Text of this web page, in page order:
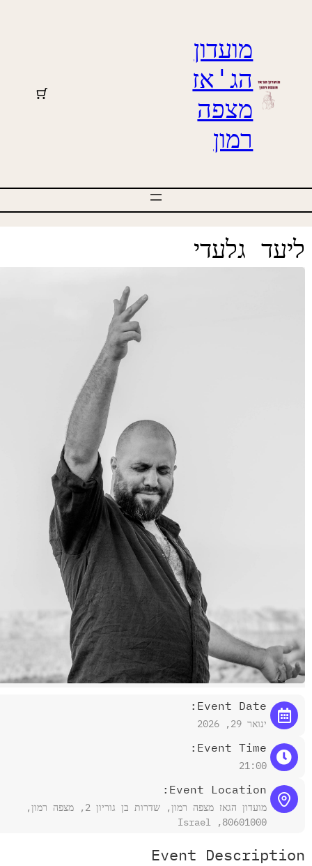
מועדון
הג'אז
מצפה
גלעדי
Event Date:
ינואר 29, 2026
Event Time:
21:00
Event Location:
מועדון הגאז מצפה רמון, שדרות בן גוריון 2, מצפה רמון,
80601000, Israel
Event